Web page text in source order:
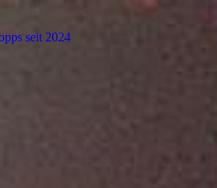
seit 2024